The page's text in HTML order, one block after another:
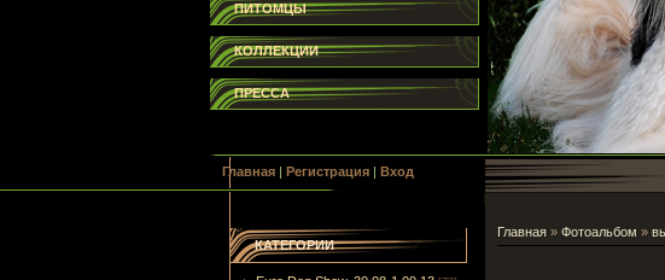
ПИТОМЦЫ
КОЛЛЕКЦИИ
ПРЕССА
Главная| Регистрация| Вход
КАТЕГОРИИ
Главная» Фотоальбом »